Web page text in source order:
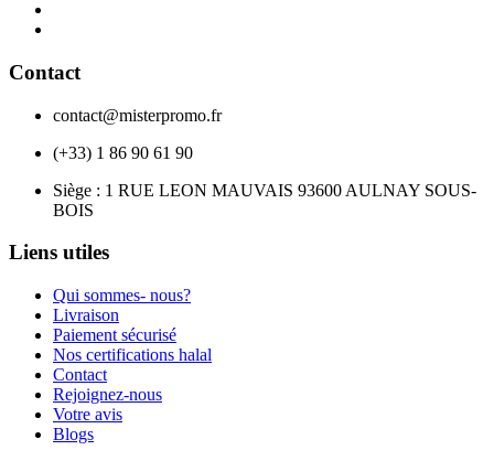
Contact
contact@misterpromo.fr
(+33) 1 86 90 61 90
Siège : 1 RUE LEON MAUVAIS 93600 AULNAY SOUS-
BOIS
Liens utiles
Qui sommes- nous?
Livraison
Paiement sécurisé
Nos certifications halal
Contact
Rejoignez-nous
Votre avis
Blogs